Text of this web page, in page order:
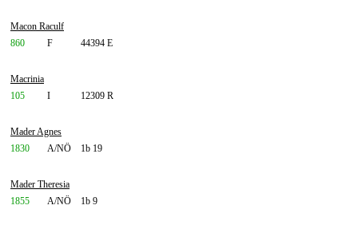
Macon Raculf
860
F 44394 E
Macrinia
105
I 12309 R
Mader Agnes
1830
A/NÖ 1b 19
Mader Theresia
1855
A/NÖ 1b 9